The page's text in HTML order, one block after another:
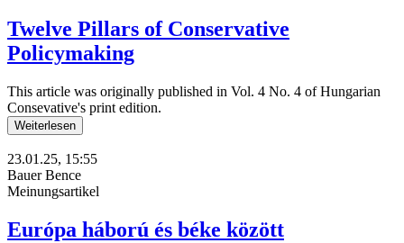
Twelve Pillars of Conservative
Policymaking
This article was originally published in Vol. 4 No. 4 of Hungarian
Consevative's print edition.
Weiterlesen
23.01.25, 15:55
Bauer Bence
Meinungsartikel
Európa háború és béke között